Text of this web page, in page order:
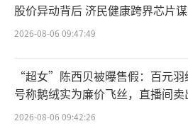
组织的调整背后是管
产思维转变到经营思维。
代环节到育肥的猪群数
立，推高育肥环节的成本
人效指标提升明显且留住了
股价异动背后 济民健康跨界芯片
2026-08-06 09:47:49
“超女”陈西贝被曝售假：百元羽
号称鹅绒实为廉价飞丝，直播间卖
百万元
2026-08-06 09:42:26